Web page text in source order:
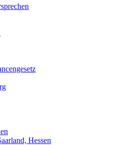
Hessen